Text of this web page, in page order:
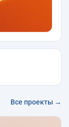
Все проекты →